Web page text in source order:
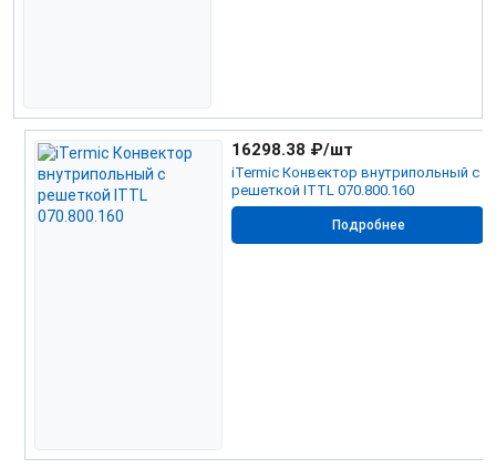
iTermic Конвектор внутрипольный с
решеткой ITTL 070.800.160
16298.38 ₽/шт
Подробнее